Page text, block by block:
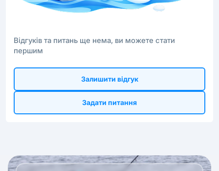
Відгуків та питань ще нема, ви можете стати
першим
Залишити відгук
Задати питання